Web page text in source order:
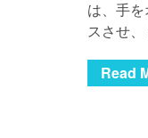
は、手
スさせ
Read